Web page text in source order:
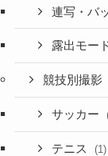
連写・バ
露出モー
競技別撮影
サッカー
テニス (1)